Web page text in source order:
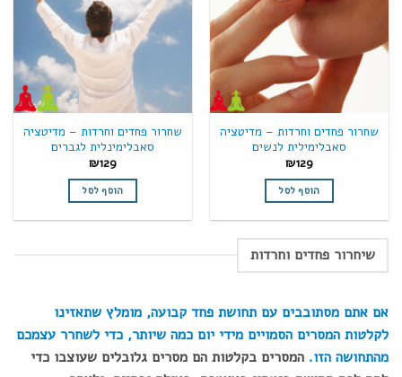
שחרור פחדים וחרדות – מדיטציה
סאבלימילית לנשים
₪129
הוסף לסל
שחרור פחדים וחרדות – מדיטציה
סאבלימינלית לגברים
₪129
הוסף לסל
שיחרור פחדים וחרדות
אם אתם מסתובבים עם תחושת פחד קבועה, מומלץ שתאזינו
לקלטות המסרים הסמויים מידי יום כמה שיותר, כדי לשחרר עצמכם
מהתחושה הזו. המסרים בקלטות הם מסרים גלובלים שעוצבו כדי